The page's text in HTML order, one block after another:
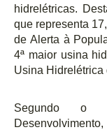
hidrel étricas.
que representa
de Alerta à
4ª maior usina
Usina Hidrel étrica
Segundo o